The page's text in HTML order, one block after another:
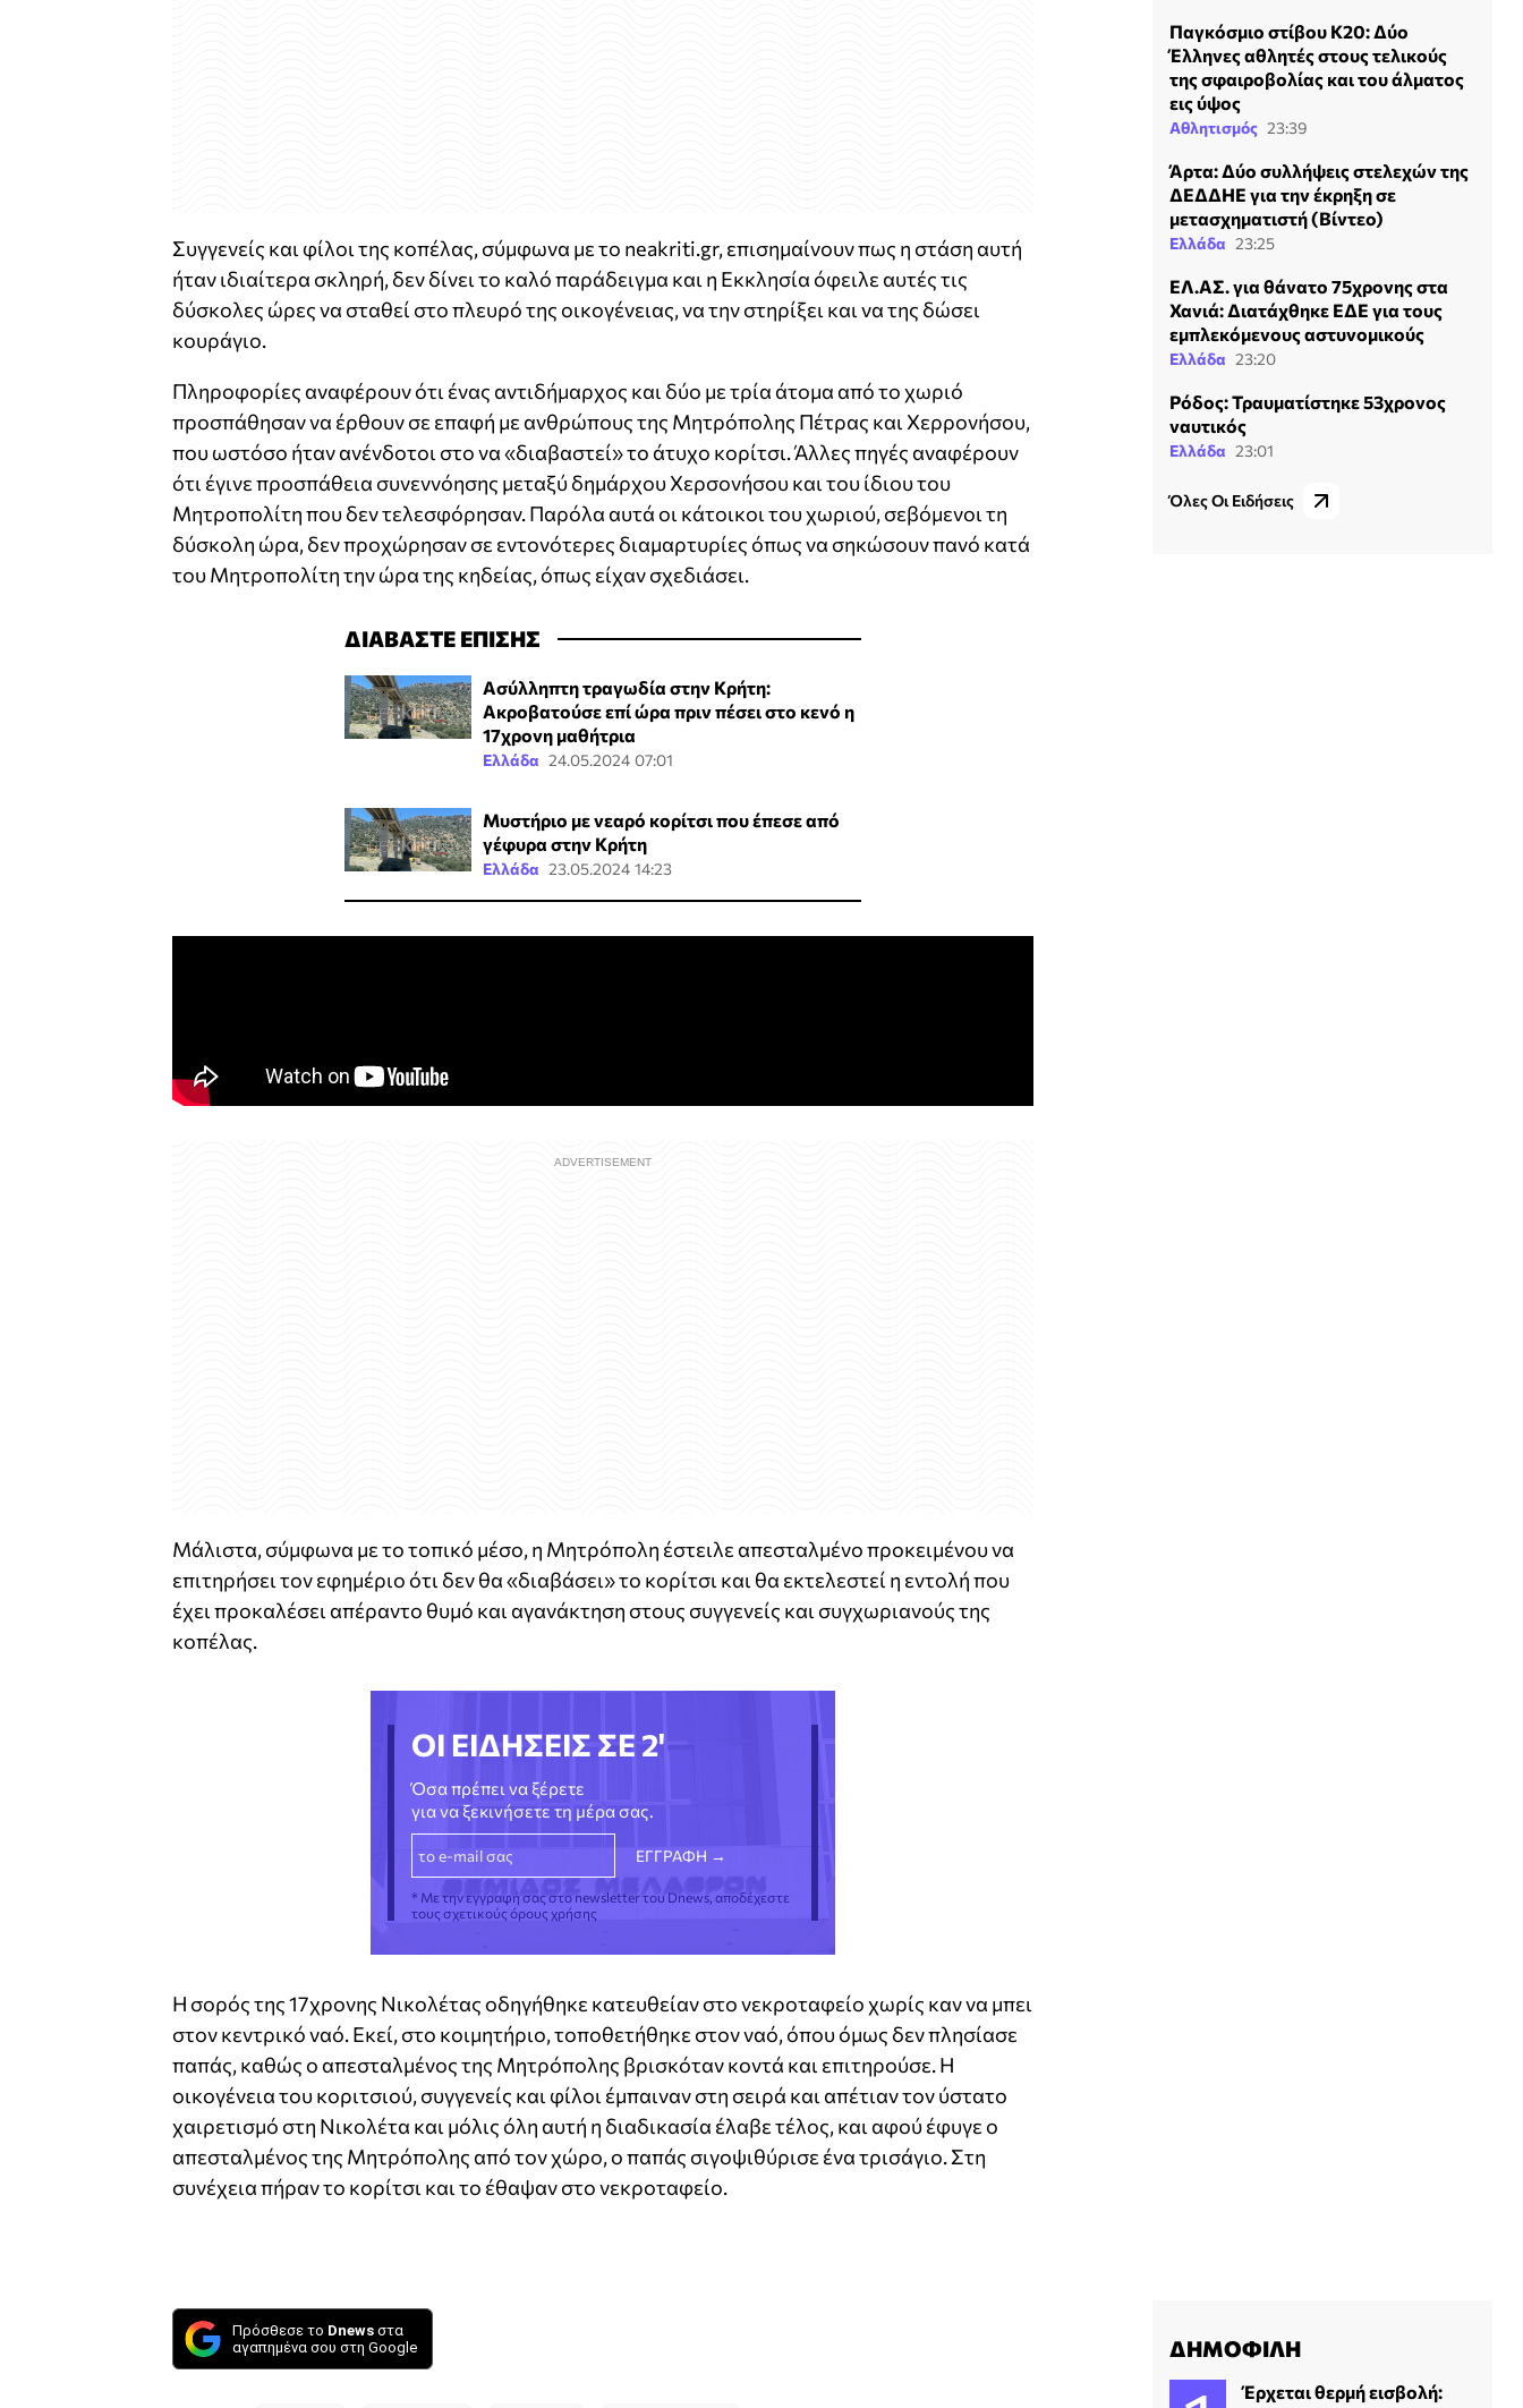
Συγγενείς και φίλοι της κοπέλας, σύμφωνα με το neakriti.gr, επισημαίνουν πως η στάση αυτή
ήταν ιδιαίτερα σκληρή, δεν δίνει το καλό παράδειγμα και η Εκκλησία όφειλε αυτές τις
δύσκολες ώρες να σταθεί στο πλευρό της οικογένειας, να την στηρίξει και να της δώσει
κουράγιο.
Πληροφορίες αναφέρουν ότι ένας αντιδήμαρχος και δύο με τρία άτομα από το χωριό
προσπάθησαν να έρθουν σε επαφή με ανθρώπους της Μητρόπολης Πέτρας και Χερρονήσου,
που ωστόσο ήταν ανένδοτοι στο να «διαβαστεί» το άτυχο κορίτσι. Άλλες πηγές αναφέρουν
ότι έγινε προσπάθεια συνεννόησης μεταξύ δημάρχου Χερσονήσου και του ίδιου του
Μητροπολίτη που δεν τελεσφόρησαν. Παρόλα αυτά οι κάτοικοι του χωριού, σεβόμενοι τη
δύσκολη ώρα, δεν προχώρησαν σε εντονότερες διαμαρτυρίες όπως να σηκώσουν πανό κατά
του Μητροπολίτη την ώρα της κηδείας, όπως είχαν σχεδιάσει.
ΔΙΑΒΑΣΤΕ ΕΠΙΣΗΣ
Ασύλληπτη τραγωδία στην Κρήτη:
Ακροβατούσε επί ώρα πριν πέσει στο κενό η
17χρονη μαθήτρια
Ελλάδα 24.05.2024 07:01
Μυστήριο με νεαρό κορίτσι που έπεσε από
γέφυρα στην Κρήτη
Ελλάδα 23.05.2024 14:23
Μάλιστα, σύμφωνα με το τοπικό μέσο, η Μητρόπολη έστειλε απεσταλμένο προκειμένου να
επιτηρήσει τον εφημέριο ότι δεν θα «διαβάσει» το κορίτσι και θα εκτελεστεί η εντολή που
έχει προκαλέσει απέραντο θυμό και αγανάκτηση στους συγγενείς και συγχωριανούς της
κοπέλας.
ΟΙ ΕΙΔΗΣΕΙΣ ΣΕ 2'
Όσα πρέπει να ξέρετε
για να ξεκινήσετε τη μέρα σας.
* Με την εγγραφή σας στο newsletter του Dnews, αποδέχεστε
τους σχετικούς όρους χρήσης
Η σορός της 17χρονης Νικολέτας οδηγήθηκε κατευθείαν στο νεκροταφείο χωρίς καν να μπει
στον κεντρικό ναό. Εκεί, στο κοιμητήριο, τοποθετήθηκε στον ναό, όπου όμως δεν πλησίασε
παπάς, καθώς ο απεσταλμένος της Μητρόπολης βρισκόταν κοντά και επιτηρούσε. Η
οικογένεια του κοριτσιού, συγγενείς και φίλοι έμπαιναν στη σειρά και απέτιαν τον ύστατο
χαιρετισμό στη Νικολέτα και μόλις όλη αυτή η διαδικασία έλαβε τέλος, και αφού έφυγε ο
απεσταλμένος της Μητρόπολης από τον χώρο, ο παπάς σιγοψιθύρισε ένα τρισάγιο. Στη
συνέχεια πήραν το κορίτσι και το έθαψαν στο νεκροταφείο.
Πρόσθεσε το Dnews στα
αγαπημένα σου στη Google
Παγκόσμιο στίβου Κ20: Δύο
Έλληνες αθλητές στους τελικούς
της σφαιροβολίας και του άλματος
εις ύψος
Αθλητισμός 23:39
Άρτα: Δύο συλλήψεις στελεχών της
ΔΕΔΔΗΕ για την έκρηξη σε
μετασχηματιστή (Βίντεο)
Ελλάδα 23:25
ΕΛ.ΑΣ. για θάνατο 75χρονης στα
Χανιά: Διατάχθηκε ΕΔΕ για τους
εμπλεκόμενους αστυνομικούς
Ελλάδα 23:20
Ρόδος: Τραυματίστηκε 53χρονος
ναυτικός
Ελλάδα 23:01
Όλες Οι Ειδήσεις
ΔΗΜΟΦΙΛΗ
Έρχεται θερμή εισβολή: